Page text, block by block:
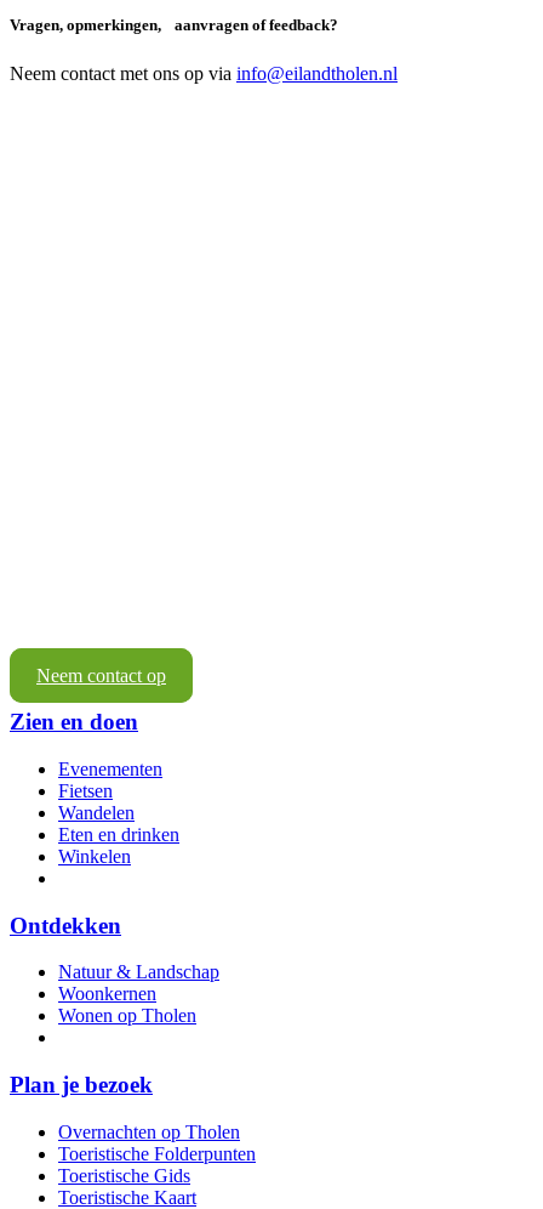
Vragen, opmerkingen, aanvragen of feedback?
Neem contact met ons op via info@eilandtholen.nl
Neem contact op
Zien en doen
Evenementen
Fietsen
Wandelen
Eten en drinken
Winkelen
Ontdekken
Natuur & Landschap
Woonkernen
Wonen op Tholen
Plan je bezoek
Overnachten op Tholen
Toeristische Folderpunten
Toeristische Gids
Toeristische Kaart